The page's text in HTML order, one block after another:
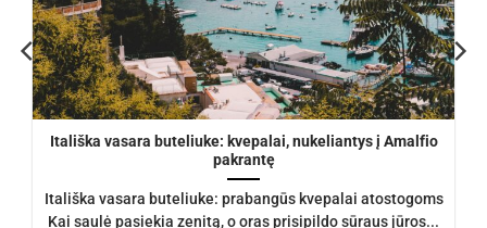
Itališka vasara buteliuke: kvepalai, nukeliantys į Amalfio
pakrantę
Itališka vasara buteliuke: prabangūs kvepalai atostogoms
Kai saulė pasiekia zenitą, o oras prisipildo sūraus jūros...